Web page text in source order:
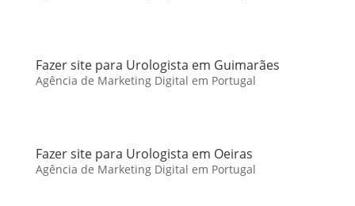
Fazer site para Urologista em Guimarães
Agência de Marketing Digital em Portugal
Fazer site para Urologista em Oeiras
Agência de Marketing Digital em Portugal